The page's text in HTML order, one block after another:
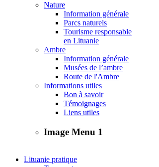
Nature
Information générale
Parcs naturels
Tourisme responsable
en Lituanie
Ambre
Information générale
Musées de l’ambre
Route de l'Ambre
Informations utiles
Bon à savoir
Témoignages
Liens utiles
Image Menu 1
Lituanie pratique